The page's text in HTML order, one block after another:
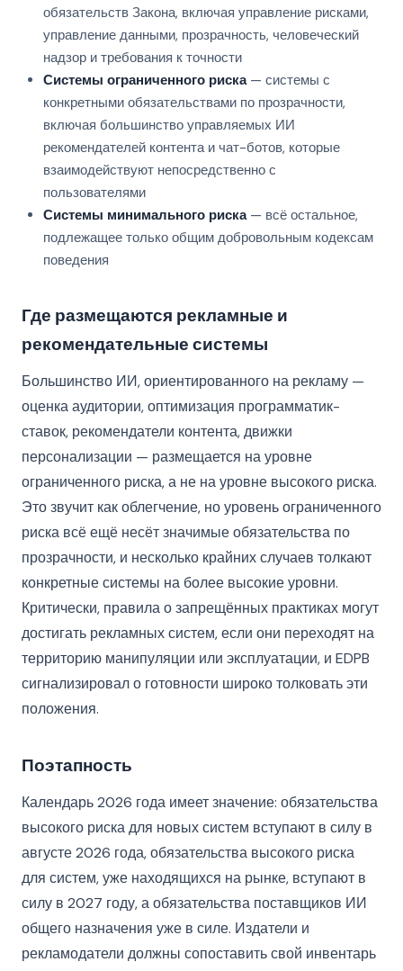
обязательств Закона, включая управление рисками,
управление данными, прозрачность, человеческий
надзор и требования к точности
Системы ограниченного риска— системы с
конкретными обязательствами по прозрачности,
включая большинство управляемых ИИ
рекомендателей контента и чат-ботов, которые
взаимодействуют непосредственно с
пользователями
Системы минимального риска— всё остальное,
подлежащее только общим добровольным кодексам
поведения
Где размещаются рекламные и
рекомендательные системы
Большинство ИИ, ориентированного на рекламу —
оценка аудитории, оптимизация программатик-
ставок, рекомендатели контента, движки
персонализации — размещается на уровне
ограниченного риска, а не на уровне высокого риска.
Это звучит как облегчение, но уровень ограниченного
риска всё ещё несёт значимые обязательства по
прозрачности, и несколько крайних случаев толкают
конкретные системы на более высокие уровни.
Критически, правила о запрещённых практиках могут
достигать рекламных систем, если они переходят на
территорию манипуляции или эксплуатации, и EDPB
сигнализировал о готовности широко толковать эти
положения.
Поэтапность
Календарь 2026 года имеет значение: обязательства
высокого риска для новых систем вступают в силу в
августе 2026 года, обязательства высокого риска
для систем, уже находящихся на рынке, вступают в
силу в 2027 году, а обязательства поставщиков ИИ
общего назначения уже в силе. Издатели и
рекламодатели должны сопоставить свой инвентарь